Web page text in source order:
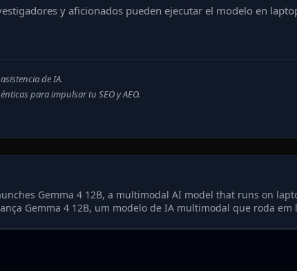
y aficionados pueden ejecutar el modelo en
de IA.
para impulsar tu SEO y AEO.
Gemma 4 12B, a multimodal AI model that runs on
Gemma 4 12B, um modelo de IA multimodal que roda em